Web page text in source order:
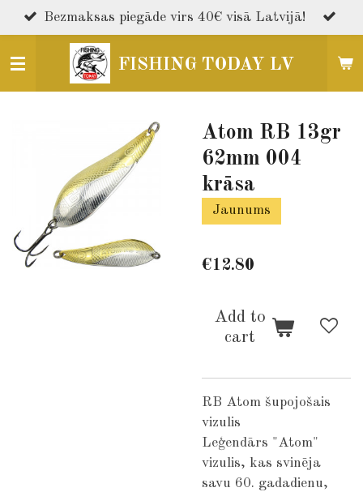
Skip
to
main
FISHING TODAY LV
Bezmaksas piegāde virs 40€ visā Latvijā!
Atom RB 13gr
62mm 004
krāsa
Jaunums
€12.80
Add to
cart
RB Atom šupojošais
vizulis
Leģendārs "Atom"
vizulis, kas svinēja
savu 60. gadadienu,